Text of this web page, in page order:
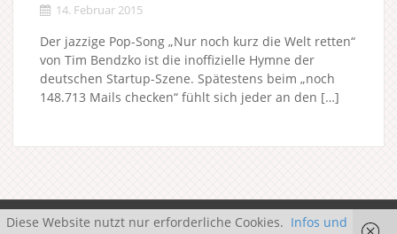
14. Februar 2015
Der jazzige Pop-Song „Nur noch kurz die Welt retten“
von Tim Bendzko ist die inoffizielle Hymne der
deutschen Startup-Szene. Spätestens beim „noch
148.713 Mails checken“ fühlt sich jeder an den […]
Diese Website nutzt nur erforderliche Cookies. Infos und